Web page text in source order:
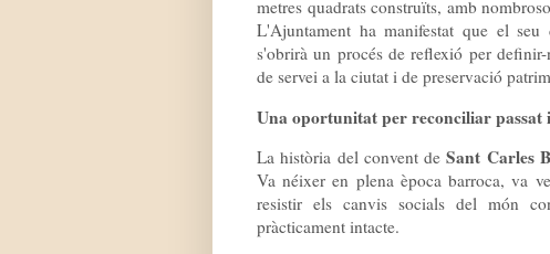
metres quadrats construïts, amb
L'Ajuntament ha manifestat que el
s'obrirà un procés de reflexió per
de servei a la ciutat i de preservació
Una oportunitat per reconciliar
La història del convent deSant Carles
Va néixer en plena època barroca, va
resistir els canvis socials del món
pràcticament intacte.